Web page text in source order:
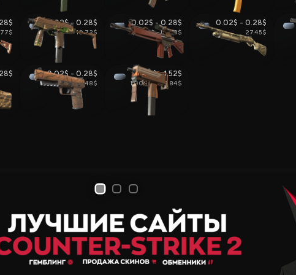
Скинов
Бонус за Регистрацию
Бонус к Депозиту
0.02$ - 0.28$
10.72$
0.02$ - 0.28$
70.97$ - 151.38$
0.02$ - 0.28$
27.45$
0.02$ - 0.28$
1.91$ - 83.48$
0.02$ - 1.52$
1.00$ - 2198.84$
1 2 3